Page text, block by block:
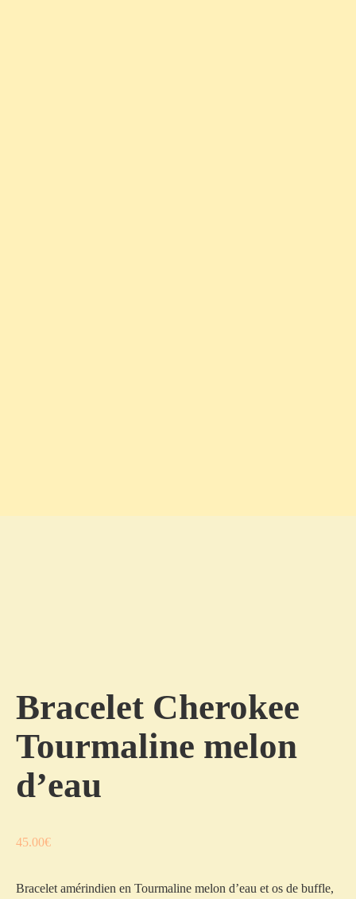
Bracelet Cherokee
Tourmaline melon
d’eau
45.00€
Bracelet amérindien en Tourmaline melon d’eau et os de buffle,